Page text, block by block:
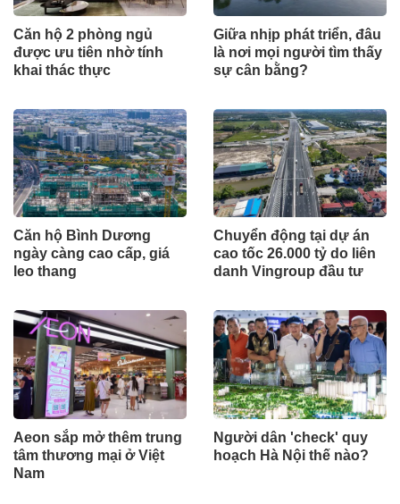
Căn hộ 2 phòng ngủ
được ưu tiên nhờ tính
khai thác thực
Giữa nhịp phát triển, đâu
là nơi mọi người tìm thấy
sự cân bằng?
Căn hộ Bình Dương
ngày càng cao cấp, giá
leo thang
Chuyển động tại dự án
cao tốc 26.000 tỷ do liên
danh Vingroup đầu tư
Aeon sắp mở thêm trung
tâm thương mại ở Việt
Nam
Người dân 'check' quy
hoạch Hà Nội thế nào?